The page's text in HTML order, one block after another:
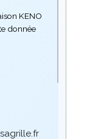
KENO
donnée